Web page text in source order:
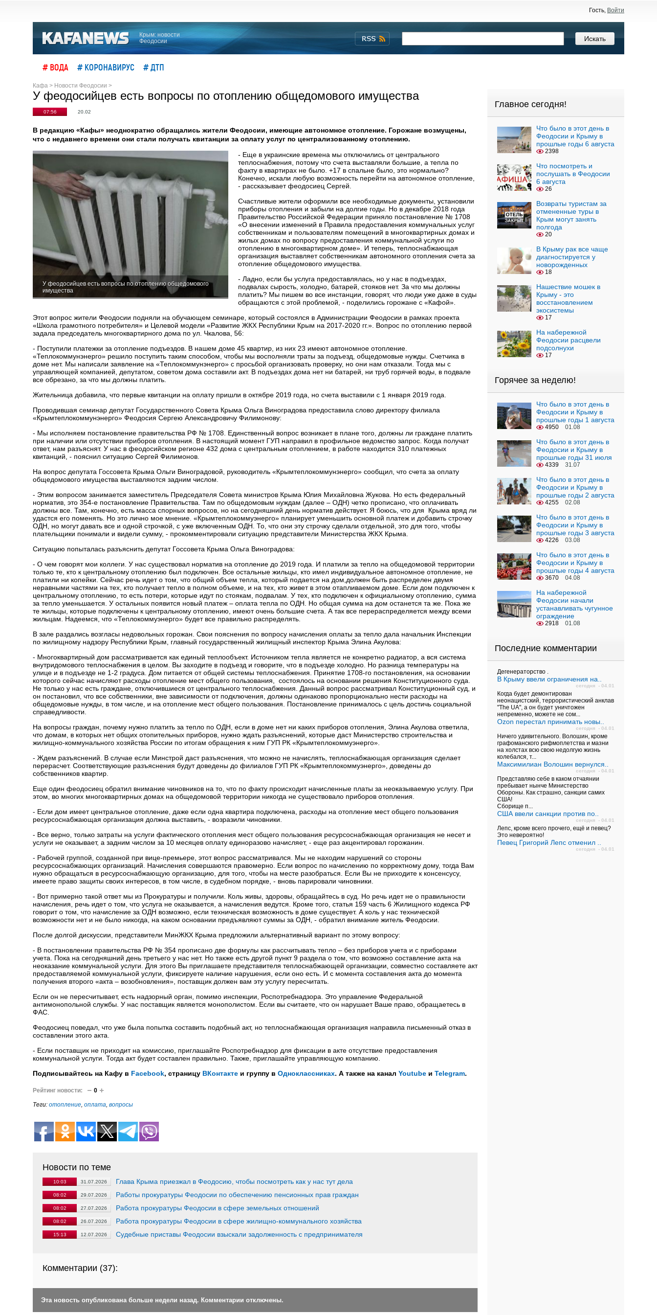
Гость, Войти
Крым: новости
Феодосии
# ВОДА # КОРОНАВИРУС # ДТП
Кафа > Новости Феодосии >
У феодосийцев есть вопросы по отоплению общедомового имущества
07:56 20.02
В редакцию «Кафы» неоднократно обращались жители Феодосии, имеющие автономное отопление. Горожане возмущены,
что с недавнего времени они стали получать квитанции за оплату услуг по централизованному отоплению.
У феодосийцев есть вопросы по отоплению общедомового
имущества
- Еще в украинские времена мы отключились от центрального
теплоснабжения, потому что счета выставляли большие, а тепла по
факту в квартирах не было. +17 в спальне было, это нормально?
Конечно, искали любую возможность перейти на автономное отопление,
- рассказывает феодосиец Сергей.
Счастливые жители оформили все необходимые документы, установили
приборы отопления и забыли на долгие годы. Но в декабре 2018 года
Правительство Российской Федерации приняло постановление № 1708
«О внесении изменений в Правила предоставления коммунальных услуг
собственникам и пользователям помещений в многоквартирных домах и
жилых домах по вопросу предоставления коммунальной услуги по
отоплению в многоквартирном доме». И теперь, теплоснабжающая
организация выставляет собственникам автономного отопления счета за
отопление общедомового имущества.
- Ладно, если бы услуга предоставлялась, но у нас в подъездах,
подвалах сырость, холодно, батарей, стояков нет. За что мы должны
платить? Мы пишем во все инстанции, говорят, что люди уже даже в суды
обращаются с этой проблемой, - поделились горожане с «Кафой».
Этот вопрос жители Феодосии подняли на обучающем семинаре, который состоялся в Администрации Феодосии в рамках проекта
«Школа грамотного потребителя» и Целевой модели «Развитие ЖКХ Республики Крым на 2017-2020 гг.». Вопрос по отоплению первой
задала председатель многоквартирного дома по ул. Чкалова, 56:
- Поступили платежки за отопление подъездов. В нашем доме 45 квартир, из них 23 имеют автономное отопление.
«Теплокоммунэнерго» решило поступить таким способом, чтобы мы восполняли траты за подъезд, общедомовые нужды. Счетчика в
доме нет. Мы написали заявление на «Теплокоммунэнерго» с просьбой организовать проверку, но они нам отказали. Тогда мы с
управляющей компанией, депутатом, советом дома составили акт. В подъездах дома нет ни батарей, ни труб горячей воды, в подвале
все обрезано, за что мы должны платить.
Жительница добавила, что первые квитанции на оплату пришли в октябре 2019 года, но счета выставили с 1 января 2019 года.
Проводившая семинар депутат Государственного Совета Крыма Ольга Виноградова предоставила слово директору филиала
«Крымтеплокоммунэнерго» Феодосия Сергею Александровичу Филимонову:
- Мы исполняем постановление правительства РФ № 1708. Единственный вопрос возникает в плане того, должны ли граждане платить
при наличии или отсутствии приборов отопления. В настоящий момент ГУП направил в профильное ведомство запрос. Когда получат
ответ, нам разъяснят. У нас в феодосийском регионе 432 дома с центральным отоплением, в работе находится 310 платежных
квитанций, - пояснил ситуацию Сергей Филимонов.
На вопрос депутата Госсовета Крыма Ольги Виноградовой, руководитель «Крымтеплокоммунэнерго» сообщил, что счета за оплату
общедомового имущества выставляются задним числом.
- Этим вопросом занимается заместитель Председателя Совета министров Крыма Юлия Михайловна Жукова. Но есть федеральный
норматив, это 354-е постановление Правительства. Там по общедомовым нуждам (далее – ОДН) четко прописано, что оплачивать
должны все. Там, конечно, есть масса спорных вопросов, но на сегодняшний день норматив действует. Я боюсь, что для Крыма вряд ли
удастся его поменять. Но это лично мое мнение. «Крымтеплокоммуэнерго» планирует уменьшить основной платеж и добавить строчку
ОДН, но могут давать все и одной строчкой, с уже включенным ОДН. То, что они эту строчку сделали отдельной, это для того, чтобы
плательщики понимали и видели сумму, - прокомментировали ситуацию представители Министерства ЖКХ Крыма.
Ситуацию попыталась разъяснить депутат Госсовета Крыма Ольга Виноградова:
- О чем говорят мои коллеги. У нас существовал норматив на отопление до 2019 года. И платили за тепло на общедомовой территории
только те, кто к центральному отоплению был подключен. Все остальные жильцы, кто имел индивидуальное автономное отопление, не
платили ни копейки. Сейчас речь идет о том, что общий объем тепла, который подается на дом,должен быть распределен двумя
неравными частями на тех, кто получает тепло в полном объеме, и на тех, кто живет в этом отапливаемом доме. Если дом подключен к
центральному отоплению, то есть потери, которые идут по стоякам, подвалам. У тех, кто подключен к официальному отоплению, сумма
за тепло уменьшается. У остальных появится новый платеж – оплата тепла по ОДН. Но общая сумма на дом останется та же. Пока же
те жильцы, которые подключены к центральному отоплению, имеют очень большие счета. А так все перераспределяется между всеми
жильцам. Надеемся, что «Теплокоммуэнерго» будет все правильно распределять.
В зале раздались возгласы недовольных горожан. Свои пояснения по вопросу начисления оплаты за тепло дала начальник Инспекции
по жилищному надзору Республики Крым, главный государственный жилищный инспектор Крыма Элина Акулова:
- Многоквартирный дом рассматривается как единый теплообъект. Источником тепла является не конкретно радиатор, а вся система
внутридомового теплоснабжения в целом. Вы заходите в подъезд и говорите, что в подъезде холодно. Но разница температуры на
улице и в подъезде не 1-2 градуса. Дом питается от общей системы теплоснабжения. Принятие 1708-го постановления, на основании
которого сейчас начисляют расходы отопление мест общего пользования, состоялось на основании решения Конституционного суда.
Не только у нас есть граждане, отключившиеся от центрального теплоснабжения. Данный вопрос рассматривал Конституционный суд, и
он постановил, что все собственники, вне зависимости от подключения, должны одинаково пропорционально нести расходы на
общедомовые нужды, в том числе, и на отопление мест общего пользования. Постановление принималось с цель достичь социальной
справедливости.
На вопросы граждан, почему нужно платить за тепло по ОДН, если в доме нет ни каких приборов отопления, Элина Акулова ответила,
что домам, в которых нет общих отопительных приборов, нужно ждать разъяснений, которые даст Министерство строительства и
жилищно-коммунального хозяйства России по итогам обращения к ним ГУП РК «Крымтеплокоммуэнерго».
- Ждем разъяснений. В случае если Минстрой даст разъяснения, что можно не начислять, теплоснабжающая организация сделает
перерасчет. Соответствующие разъяснения будут доведены до филиалов ГУП РК «Крымтеплокоммуэнерго», доведены до
собственников квартир.
Еще один феодосиец обратил внимание чиновников на то, что по факту происходит начисленные платы за неоказываемую услугу. При
этом, во многих многоквартирных домах на общедомовой территории никогда не существовало приборов отопления.
- Если дом имеет центральное отопление, даже если одна квартира подключена, расходы на отопление мест общего пользования
ресурсоснабжающая организация должна выставить, - возразили чиновники.
- Все верно, только затраты на услуги фактического отопления мест общего пользования ресурсоснабжающая организация не несет и
услуги не оказывает, а задним числом за 10 месяцев оплату единоразово начисляет, - еще раз акцентировал горожанин.
- Рабочей группой, созданной при вице-премьере, этот вопрос рассматривался. Мы не находим нарушений со стороны
ресурсоснабжающих организаций. Начисления совершаются правомерно. Если вопрос по начислению по корректному дому, тогда Вам
нужно обращаться в ресурсоснабжающую организацию, для того, чтобы на месте разобраться. Если Вы не приходите к консенсусу,
имеете право защиты своих интересов, в том числе, в судебном порядке, - вновь парировали чиновники.
- Вот примерно такой ответ мы из Прокуратуры и получили. Коль живы, здоровы, обращайтесь в суд. Но речь идет не о правильности
начисления, речь идет о том, что услуга не оказывается, а начисления ведутся. Кроме того, статья 159 часть 6 Жилищного кодекса РФ
говорит о том, что начисление за ОДН возможно, если техническая возможность в доме существует. А коль у нас технической
возможности нет и не было никогда, на каком основании предъявляют суммы за ОДН, - обратил внимание житель Феодосии.
После долгой дискуссии, представители МинЖКХ Крыма предложили альтернативный вариант по этому вопросу:
- В постановлении правительства РФ № 354 прописано две формулы как рассчитывать тепло – без приборов учета и с приборами
учета. Пока на сегодняшний день третьего у нас нет. Но также есть другой пункт 9 раздела о том, что возможно составление акта на
неоказание коммунальной услуги. Для этого Вы приглашаете представителя теплоснабжающей организации, совместно составляете акт
предоставляемой коммунальной услуги, фиксируете наличие нарушения, если оно есть. И с момента составления акта до момента
получения второго «акта – возобновления», поставщик должен вам эту услугу пересчитать.
Если он не пересчитывает, есть надзорный орган, помимо инспекции, Роспотребнадзора. Это управление Федеральной
антимонопольной службы. У нас поставщик является монополистом. Если вы считаете, что он нарушает Ваше право, обращаетесь в
ФАС.
Феодосиец поведал, что уже была попытка составить подобный акт, но теплоснабжающая организация направила письменный отказ в
составлении этого акта.
- Если поставщик не приходит на комиссию, приглашайте Роспотребнадзор для фиксации в акте отсутствие предоставления
коммунальной услуги. Тогда акт будет составлен правильно. Также, приглашайте управляющую компанию.
Подписывайтесь на Кафу в Facebook, страницу ВКонтакте и группу в Одноклассниках. А также на канал Youtube и Telegram.
Рейтинг новости: 0
Теги: отопление, оплата, вопросы
Новости по теме
10:03 31.07.2026 Глава Крыма приезжал в Феодосию, чтобы посмотреть как у нас тут дела
08:02 29.07.2026 Работы прокуратуры Феодосии по обеспечению пенсионных прав граждан
08:02 27.07.2026 Работа прокуратуры Феодосии в сфере земельных отношений
08:02 26.07.2026 Работа прокуратуры Феодосии в сфере жилищно-коммунального хозяйства
15:13 12.07.2026 Судебные приставы Феодосии взыскали задолженность с предпринимателя
Комментарии (37):
Эта новость опубликована больше недели назад. Комментарии отключены.
Главное сегодня!
Что было в этот день в
Феодосии и Крыму в
прошлые годы 6 августа
2398
Что посмотреть и
послушать в Феодосии
6 августа
26
Возвраты туристам за
отмененные туры в
Крым могут занять
полгода
20
В Крыму рак все чаще
диагностируется у
новорожденных
18
Нашествие мошек в
Крыму - это
восстановлением
экосистемы
17
На набережной
Феодосии расцвели
подсолнухи
17
Горячее за неделю!
Что было в этот день в
Феодосии и Крыму в
прошлые годы 1 августа
4950 01.08
Что было в этот день в
Феодосии и Крыму в
прошлые годы 31 июля
4339 31.07
Что было в этот день в
Феодосии и Крыму в
прошлые годы 2 августа
4255 02.08
Что было в этот день в
Феодосии и Крыму в
прошлые годы 3 августа
4226 03.08
Что было в этот день в
Феодосии и Крыму в
прошлые годы 4 августа
3670 04.08
На набережной
Феодосии начали
устанавливать чугунное
ограждение
2918 01.08
Последние комментарии
Дегенераторство .
В Крыму ввели ограничения на..
сегодня - 04.01
Когда будет демонтирован
неонацистский, террористический анклав
"The UA", а он будет уничтожен
непременно, можете не сом...
Ozon перестал принимать новы..
сегодня - 04.01
Ничего удивительного. Волошин, кроме
графоманского рифмоплетства и мазни
на холстах всю свою недолгую жизнь
колебался, т...
Максимилиан Волошин вернулся..
сегодня - 04.01
Представляю себе в каком отчаянии
пребывает нынче Министерство
Обороны. Как страшно, санкции самих
США!
Сборище п...
США ввели санкции против по..
сегодня - 04.01
Лепс, кроме всего прочего, ещё и певец?
Это невероятно!
Певец Григорий Лепс отменил ..
сегодня - 04.01